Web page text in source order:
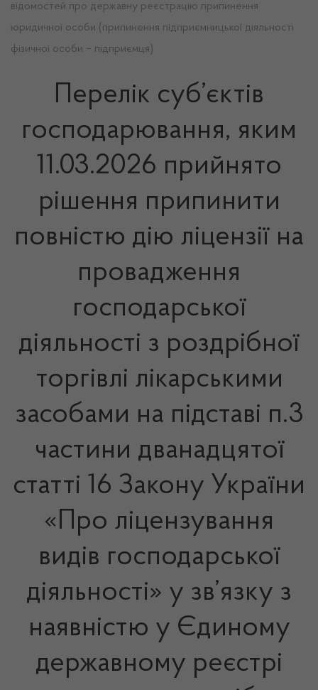
відомостей про державну реєстрацію припинення
юридичної особи (припинення підприємницької діяльності
фізичної особи – підприємця)
Перелік суб’єктів
господарювання, яким
11.03.2026 прийнято
рішення припинити
повністю дію ліцензії на
провадження
господарської
діяльності з роздрібної
торгівлі лікарськими
засобами на підставі п.3
частини дванадцятої
статті 16 Закону України
«Про ліцензування
видів господарської
діяльності» у зв’язку з
наявністю у Єдиному
державному реєстрі